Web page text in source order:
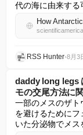
代の海に由来する
How
RSS Hunter•8月3
daddy long legs
モの交尾方法に
一部のメスのザト
を避けるために
いた分泌物でメス